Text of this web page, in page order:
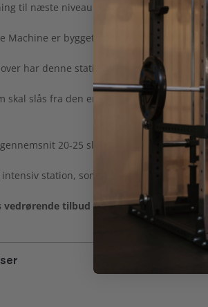
til næste niveau!
Machine er bygget til og bruges i den
har denne station også gjort sit indtog i
skal slås fra den ene ende til den anden
20-25 slag for at skubbe
station, som kræver kraft,
tilbud samt leveringstid.